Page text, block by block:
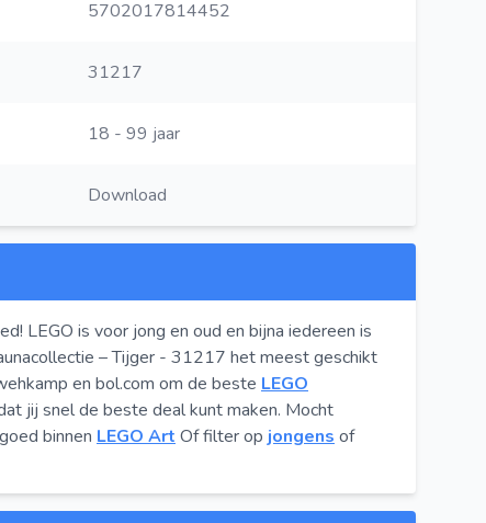
5702017814452
31217
18 - 99 jaar
Download
LEGO is voor jong en oud en bijna iedereen is
– Tijger - 31217 het meest geschikt
en bol.com om de beste LEGO
jij snel de beste deal kunt maken. Mocht
binnen LEGO Art Of filter op jongens of